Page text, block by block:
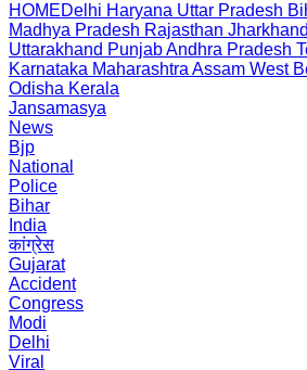
HOMEDelhi Haryana Uttar Pradesh
Madhya Pradesh Rajasthan Jharkhand
Uttarakhand PunjabAndhra Pradesh
Karnataka Maharashtra Assam West
Odisha Kerala
Jansamasya
News
Bjp
National
Police
Bihar
India
कांग्रेस
Gujarat
Accident
Congress
Modi
Delhi
Viral